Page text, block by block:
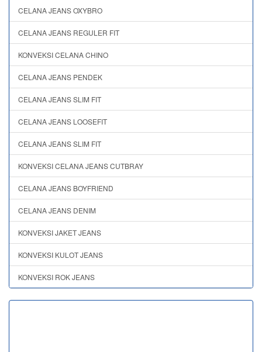
CELANA JEANS OXYBRO
CELANA JEANS REGULER FIT
KONVEKSI CELANA CHINO
CELANA JEANS PENDEK
CELANA JEANS SLIM FIT
CELANA JEANS LOOSEFIT
CELANA JEANS SLIM FIT
KONVEKSI CELANA JEANS CUTBRAY
CELANA JEANS BOYFRIEND
CELANA JEANS DENIM
KONVEKSI JAKET JEANS
KONVEKSI KULOT JEANS
KONVEKSI ROK JEANS